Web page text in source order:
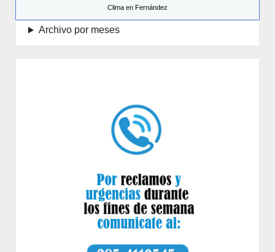
Clima en Fernández
Archivo por meses